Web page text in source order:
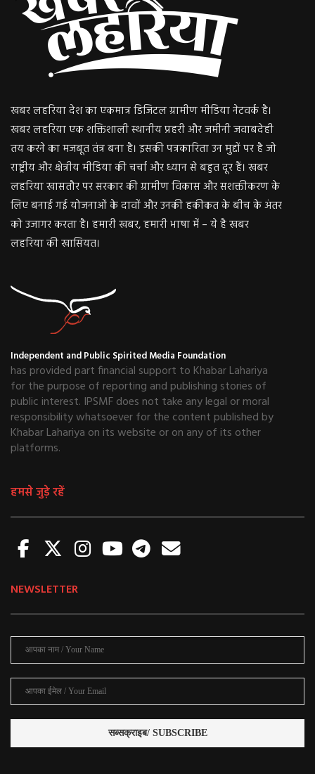
खबर लहरिया देश का एकमात्र डिजिटल ग्रामीण मीडिया नेटवर्क है।
खबर लहरिया एक शक्तिशाली स्थानीय प्रहरी और जमीनी जवाबदेही
तय करने का मजबूत तंत्र बना है। इसकी पत्रकारिता उन मुद्दों पर है जो
राष्ट्रीय और क्षेत्रीय मीडिया की चर्चा और ध्यान से बहुत दूर हैं। खबर
लहरिया खासतौर पर सरकार की ग्रामीण विकास और सशक्तीकरण के
लिए बनाई गई योजनाओं के दावों और उनकी हकीकत के बीच के अंतर
को उजागर करता है। हमारी खबर, हमारी भाषा में – ये है खबर
लहरिया की खासियत।
Independent and Public Spirited Media Foundation
has provided part financial support to Khabar Lahariya
for the purpose of reporting and publishing stories of
public interest. IPSMF does not take any legal or moral
responsibility whatsoever for the content published by
Khabar Lahariya on its website or on any of its other
platforms.
हमसे जुड़े रहें
NEWSLETTER